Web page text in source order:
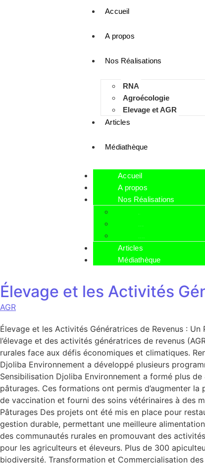
Accueil
A propos
Nos Réalisations
RNA
Agroécologie
Elevage et AGR
Articles
Médiathèque
Accueil
A propos
Nos Réalisations
Articles
Médiathèque
Élevage et les Activités
AGR
Élevage et les Activités Génératrices de Revenus :
l’élevage et des activités génératrices de revenus
rurales face aux défis économiques et climatiques.
Djoliba Environnement a développé plusieurs
Sensibilisation Djoliba Environnement a formé plus
pâturages. Ces formations ont permis d’augmenter
de vaccination et fourni des soins vétérinaires à des
Pâturages Des projets ont été mis en place pour
gestion durable, permettant une meilleure
des communautés rurales en promouvant des
pour les agriculteurs et éleveurs. Plus de 300
biodiversité. Transformation et Commercialisation